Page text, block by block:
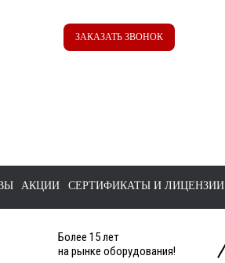
ЗАКАЗАТЬ ЗВОНОК
АКЦИИ СЕРТИФИКАТЫ И ЛИЦЕНЗИИ
Более 15 лет
на рынке оборудования!